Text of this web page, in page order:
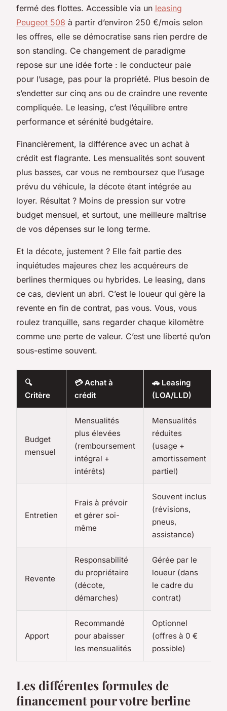
fermé des flottes. Accessible via un leasing
Peugeot 508 à partir d’environ 250 €/mois selon
les offres, elle se démocratise sans rien perdre de
son standing. Ce changement de paradigme
repose sur une idée forte : le conducteur paie
pour l’usage, pas pour la propriété. Plus besoin de
s’endetter sur cinq ans ou de craindre une revente
compliquée. Le leasing, c’est l’équilibre entre
performance et sérénité budgétaire.
Financièrement, la différence avec un achat à
crédit est flagrante. Les mensualités sont souvent
plus basses, car vous ne remboursez que l’usage
prévu du véhicule, la décote étant intégrée au
loyer. Résultat ? Moins de pression sur votre
budget mensuel, et surtout, une meilleure maîtrise
de vos dépenses sur le long terme.
Et la décote, justement ? Elle fait partie des
inquiétudes majeures chez les acquéreurs de
berlines thermiques ou hybrides. Le leasing, dans
ce cas, devient un abri. C’est le loueur qui gère la
revente en fin de contrat, pas vous. Vous, vous
roulez tranquille, sans regarder chaque kilomètre
comme une perte de valeur. C’est une liberté qu’on
sous-estime souvent.
🔍
Critère
💳 Achat à
crédit
🚗 Leasing
(LOA/LLD)
Budget
mensuel
Mensualités
plus élevées
(remboursement
intégral +
intérêts)
Mensualités
réduites
(usage +
amortissement
partiel)
Entretien
Frais à prévoir
et gérer soi-
même
Souvent inclus
(révisions,
pneus,
assistance)
Revente
Responsabilité
du propriétaire
(décote,
démarches)
Gérée par le
loueur (dans
le cadre du
contrat)
Apport
Recommandé
pour abaisser
les mensualités
Optionnel
(offres à 0 €
possible)
Les différentes formules de
financement pour votre berline